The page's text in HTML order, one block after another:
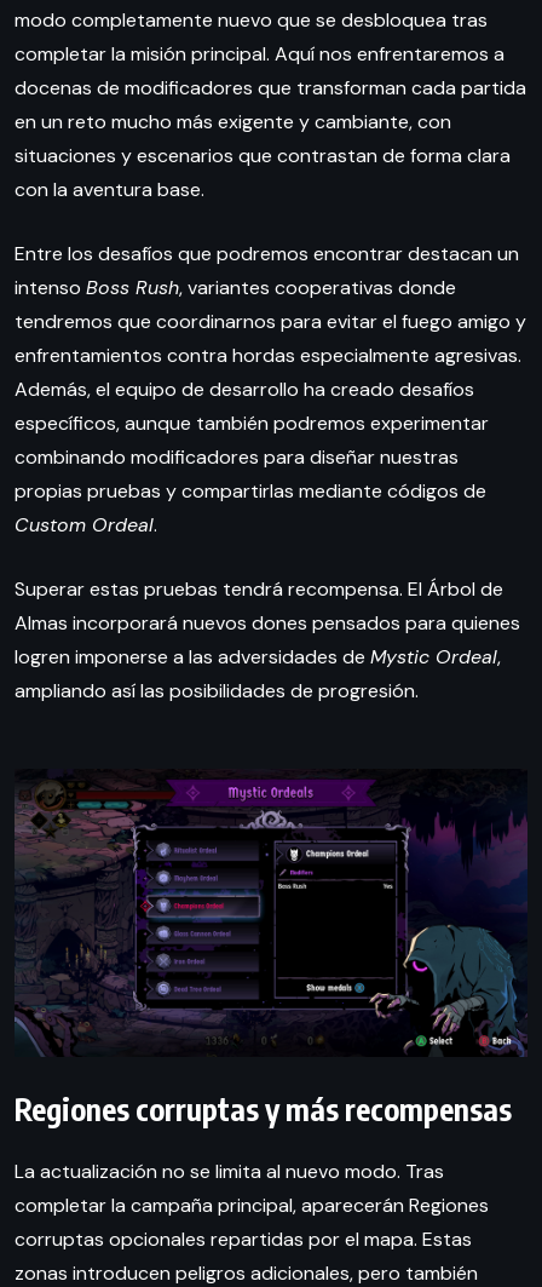
modo completamente nuevo que se desbloquea tras
completar la misión principal. Aquí nos enfrentaremos a
docenas de modificadores que transforman cada partida
en un reto mucho más exigente y cambiante, con
situaciones y escenarios que contrastan de forma clara
con la aventura base.
Entre los desafíos que podremos encontrar destacan un
intenso Boss Rush, variantes cooperativas donde
tendremos que coordinarnos para evitar el fuego amigo y
enfrentamientos contra hordas especialmente agresivas.
Además, el equipo de desarrollo ha creado desafíos
específicos, aunque también podremos experimentar
combinando modificadores para diseñar nuestras
propias pruebas y compartirlas mediante códigos de
Custom Ordeal.
Superar estas pruebas tendrá recompensa. El Árbol de
Almas incorporará nuevos dones pensados para quienes
logren imponerse a las adversidades de Mystic Ordeal,
ampliando así las posibilidades de progresión.
Regiones corruptas y más recompensas
La actualización no se limita al nuevo modo. Tras
completar la campaña principal, aparecerán Regiones
corruptas opcionales repartidas por el mapa. Estas
zonas introducen peligros adicionales, pero también